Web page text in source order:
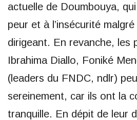
actuelle de Doumbouya,
peur et à l’insécurité
dirigeant. En revanche, les
Ibrahima Diallo, Foniké
(leaders du FNDC, ndlr)
sereinement, car ils ont la
tranquille. En dépit de leur